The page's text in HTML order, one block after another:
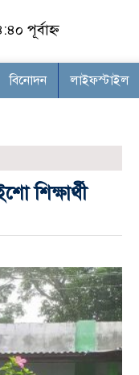
পূর্বাহ্ন
বিনোদন লাইফস্টাইল
শিক্ষার্থী